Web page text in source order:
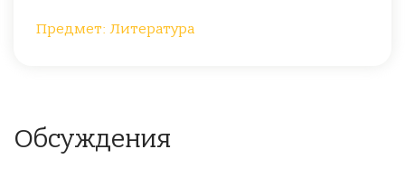
Предмет: Литература
Обсуждения